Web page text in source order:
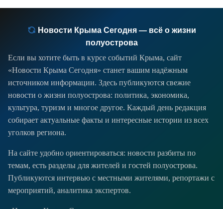
Новости Крыма Сегодня — всё о жизни
полуострова
Если вы хотите быть в курсе событий Крыма, сайт
«Новости Крыма Сегодня» станет вашим надёжным
источником информации. Здесь публикуются свежие
новости о жизни полуострова: политика, экономика,
культура, туризм и многое другое. Каждый день редакция
собирает актуальные факты и интересные истории из всех
уголков региона.
На сайте удобно ориентироваться: новости разбиты по
темам, есть разделы для жителей и гостей полуострова.
Публикуются интервью с местными жителями, репортажи с
мероприятий, аналитика экспертов.